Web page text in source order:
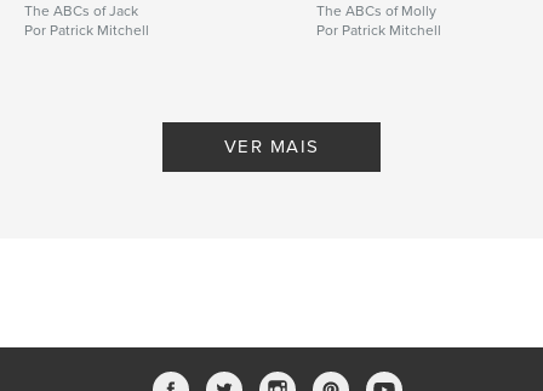
The ABCs of Jack
Por Patrick Mitchell
The ABCs of Molly
Por Patrick Mitchell
VER MAIS